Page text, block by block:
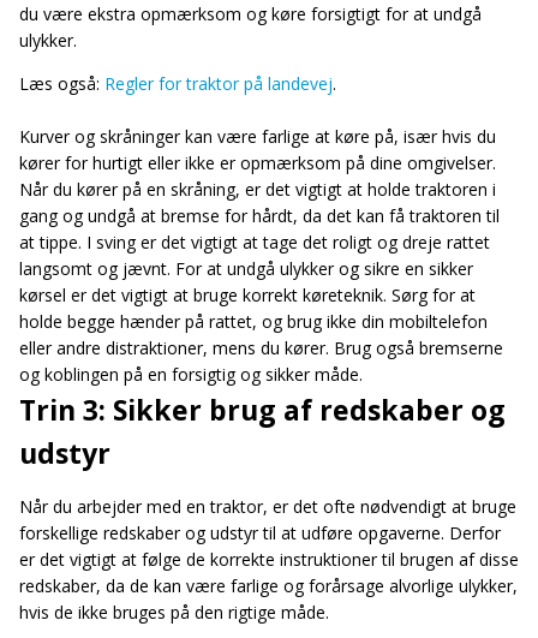
du være ekstra opmærksom og køre forsigtigt for at undgå
ulykker.
Læs også: Regler for traktor på landevej.
Kurver og skråninger kan være farlige at køre på, især hvis du
kører for hurtigt eller ikke er opmærksom på dine omgivelser.
Når du kører på en skråning, er det vigtigt at holde traktoren i
gang og undgå at bremse for hårdt, da det kan få traktoren til
at tippe. I sving er det vigtigt at tage det roligt og dreje rattet
langsomt og jævnt. For at undgå ulykker og sikre en sikker
kørsel er det vigtigt at bruge korrekt køreteknik. Sørg for at
holde begge hænder på rattet, og brug ikke din mobiltelefon
eller andre distraktioner, mens du kører. Brug også bremserne
og koblingen på en forsigtig og sikker måde.
Trin 3: Sikker brug af redskaber og
udstyr
Når du arbejder med en traktor, er det ofte nødvendigt at bruge
forskellige redskaber og udstyr til at udføre opgaverne. Derfor
er det vigtigt at følge de korrekte instruktioner til brugen af disse
redskaber, da de kan være farlige og forårsage alvorlige ulykker,
hvis de ikke bruges på den rigtige måde.